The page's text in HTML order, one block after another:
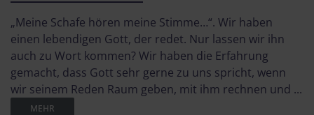
„Meine Schafe hören meine Stimme…“. Wir haben
einen lebendigen Gott, der redet. Nur lassen wir ihn
auch zu Wort kommen? Wir haben die Erfahrung
gemacht, dass Gott sehr gerne zu uns spricht, wenn
wir seinem Reden Raum geben, mit ihm rechnen und ...
MEHR